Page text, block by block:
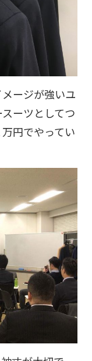
ージが強いユ
ーツとしてつ
円でやってい